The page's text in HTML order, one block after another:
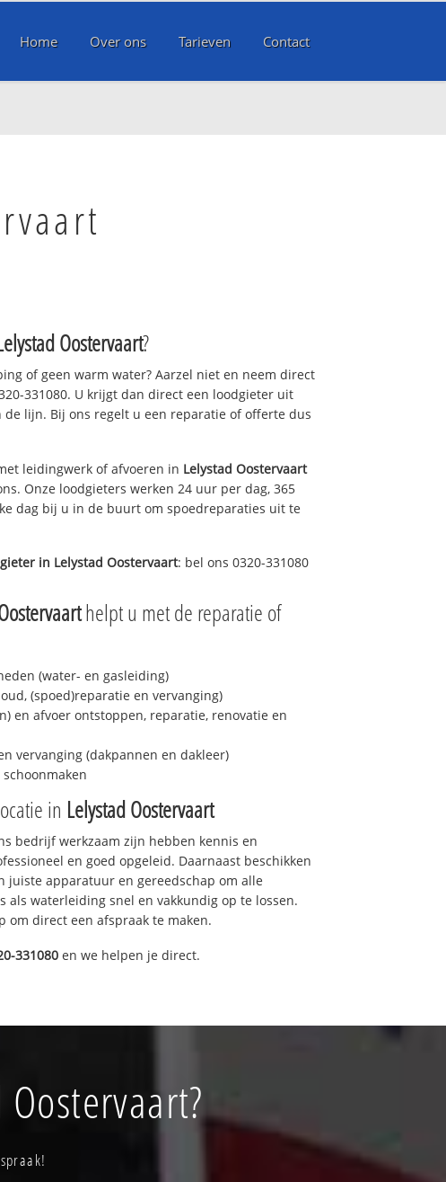
Home Over ons Tarieven Contact
Oostervaart?
of geen warm water? Aarzel niet en neem direct
331080. U krijgt dan direct een loodgieter uit
lijn. Bij ons regelt u een reparatie of offerte dus
leidingwerk of afvoeren in Lelystad Oostervaart
Onze loodgieters werken 24 uur per dag, 365
dag bij u in de buurt om spoedreparaties uit te
in Lelystad Oostervaart: bel ons 0320-331080
helpt u met de reparatie of
(water- en gasleiding)
(spoed)reparatie en vervanging)
en afvoer ontstoppen, reparatie, renovatie en
vervanging (dakpannen en dakleer)
in Lelystad Oostervaart
bedrijf werkzaam zijn hebben kennis en
en goed opgeleid. Daarnaast beschikken
juiste apparatuur en gereedschap om alle
als waterleiding snel en vakkundig op te lossen.
om direct een afspraak te maken.
331080 en we helpen je direct.